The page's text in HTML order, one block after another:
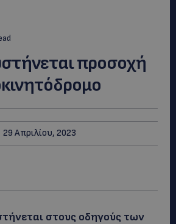
προσοχή
29 Απριλίου, 2023
στους οδηγούς των